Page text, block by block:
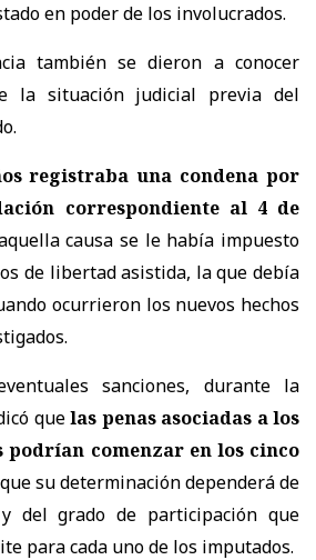
en poder de los involucrados.
también se dieron a conocer
la situación judicial previa del
registraba una condena por
correspondiente al 4 de
causa se le había impuesto
de libertad asistida, la que debía
ocurrieron los nuevos hechos
sanciones, durante la
quelas penas asociadas a los
comenzar en los cinco
su determinación dependerá de
del grado de participación que
para cada uno de los imputados.